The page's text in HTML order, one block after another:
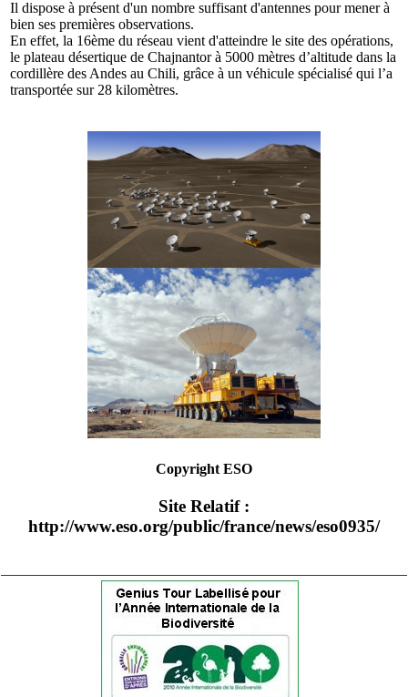
Il dispose à présent d'un nombre suffisant d'antennes pour mener à
bien ses premières observations.
En effet, la 16ème du réseau vient d'atteindre le site des opérations,
le plateau désertique de Chajnantor à 5000 mètres d’altitude dans la
cordillère des Andes au Chili, grâce à un véhicule spécialisé qui l’a
transportée sur 28 kilomètres.
Copyright ESO
Site Relatif :
http://www.eso.org/public/france/news/eso0935/